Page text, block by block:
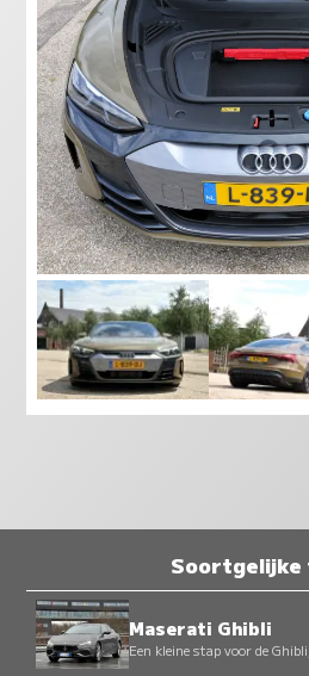
Maserati Ghibli
Een kleine stap voor de